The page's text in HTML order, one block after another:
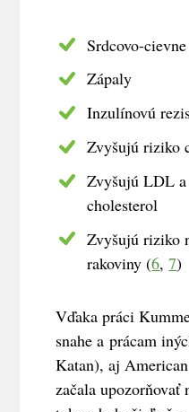
Srdcovo-
Zápaly
Inzulínovú
Zvyšujú riziko
Zvyšujú LDL
cholesterol
Zvyšujú riziko
rakoviny (6,7)
Vďaka práci
snahe a prácam
Katan), aj
začala upozorňovať